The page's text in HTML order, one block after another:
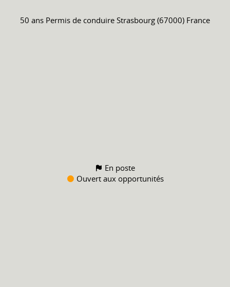
50 ans Permis de conduire Strasbourg (67000) France
En poste
Ouvert aux opportunités